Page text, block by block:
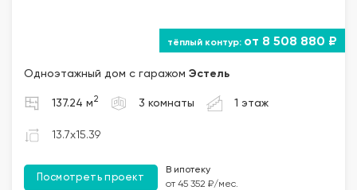
от 8 508 880 ₽
Одноэтажный дом с гаражом Эстель
137.24 м 2 3 комнаты 1 этаж
13.7x15.39
Посмотреть проект
В ипотеку
от 45 352 ₽/мес.